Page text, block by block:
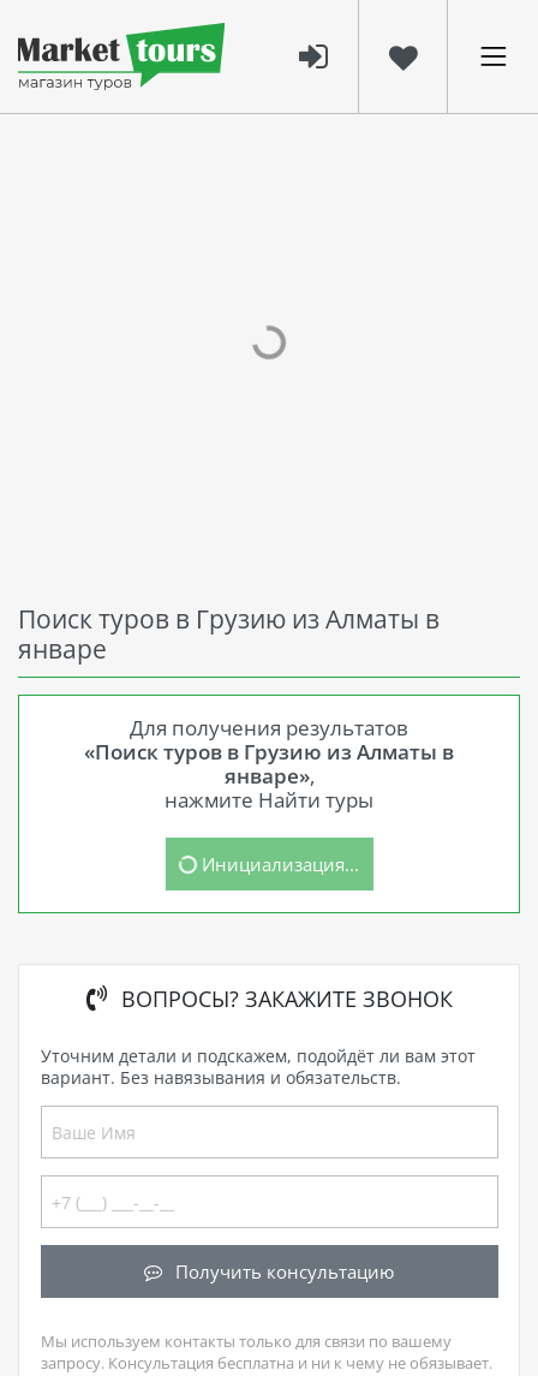
Поиск туров в Грузию из Алматы в
январе
Для получения результатов
«Поиск туров в Грузию из Алматы в
январе»,
нажмите Найти туры
Инициализация...
ВОПРОСЫ? ЗАКАЖИТЕ ЗВОНОК
Уточним детали и подскажем, подойдёт ли вам этот
вариант. Без навязывания и обязательств.
Получить консультацию
Мы используем контакты только для связи по вашему
запросу. Консультация бесплатна и ни к чему не обязывает.